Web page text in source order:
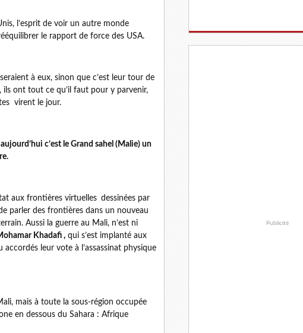
l’esprit de voir un autre monde
le rapport de force des USA.
à eux, sinon que c’est leur tour de
ils ont tout ce qu’il faut pour y parvenir,
virent le jour.
c’est le Grand sahel (Malie) un
aux frontières virtuelles dessinées par
parler des frontières dans un nouveau
Aussi la guerre au Mali, n’est ni
Khadafi , qui s’est implanté aux
leur vote à l’assassinat physique
mais à toute la sous-région occupée
en dessous du Sahara : Afrique
Publicité